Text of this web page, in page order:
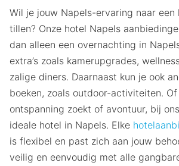
Wil je jouw Napels-ervaring naar een
tillen? Onze hotel Napels
dan alleen een overnachting in
extra’s zoals kamerupgrades,
zalige diners. Daarnaast kun je ook
boeken, zoals outdoor-activiteiten. Of
ontspanning zoekt of avontuur, bij
ideale hotel in Napels. Elke
is flexibel en past zich aan jouw
veilig en eenvoudig met alle